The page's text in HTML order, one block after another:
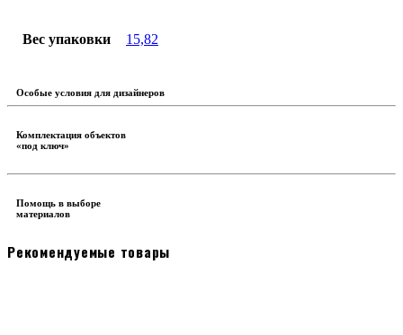
Вес упаковки 15,82
Особые условия для дизайнеров
Комплектация объектов
«под ключ»
Помощь в выборе
материалов
Рекомендуемые товары